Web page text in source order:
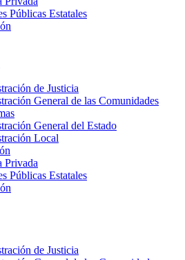
Públicas Estatales
de Justicia
General de las Comunidades
General del Estado
Local
Privada
Públicas Estatales
de Justicia